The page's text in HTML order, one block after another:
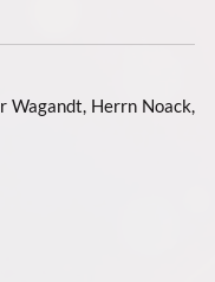
Wagandt, Herrn Noack,